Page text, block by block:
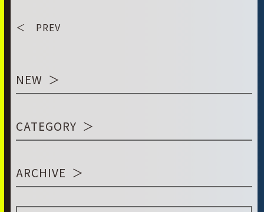
＜ PREV
NEW
CATEGORY
ARCHIVE